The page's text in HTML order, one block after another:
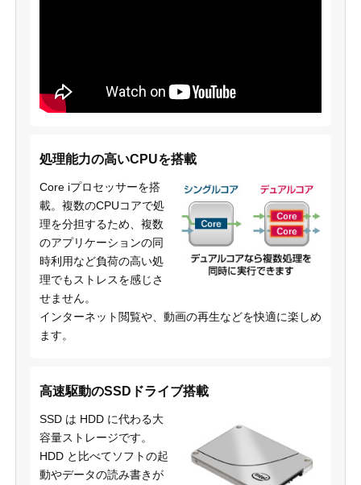
処理能力の高いCPUを搭載
Core iプロセッサーを搭
載。複数のCPUコアで処
理を分担するため、複数
のアプリケーションの同
時利用など負荷の高い処
理でもストレスを感じさ
せません。
インターネット閲覧や、動画の再生などを快適に楽しめ
ます。
高速駆動のSSDドライブ搭載
SSD は HDD に代わる大
容量ストレージです。
HDD と比べてソフトの起
動やデータの読み書きが